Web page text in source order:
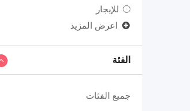
للإيجار
اعرض المزيد
الفئة
جميع الفئات